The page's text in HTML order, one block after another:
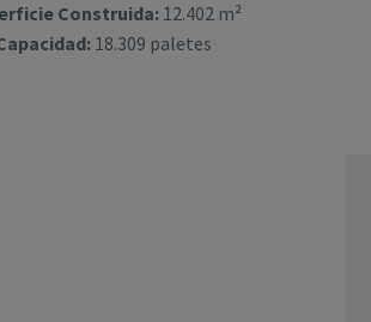
Construida:12.402 m²
18.309 paletes